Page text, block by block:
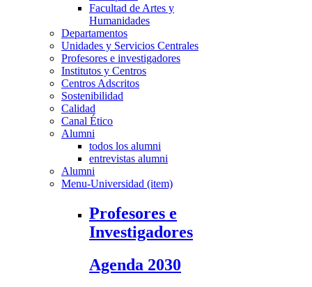
Facultad de Artes y
Humanidades
Departamentos
Unidades y Servicios Centrales
Profesores e investigadores
Institutos y Centros
Centros Adscritos
Sostenibilidad
Calidad
Canal Ético
Alumni
todos los alumni
entrevistas alumni
Alumni
Menu-Universidad (item)
Profesores e
Investigadores
Agenda 2030